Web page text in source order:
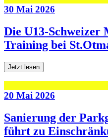
30 Mai 2026
Die U13-Schweizer
Training bei
Jetzt lesen
20 Mai 2026
Sanierung der
führt zu